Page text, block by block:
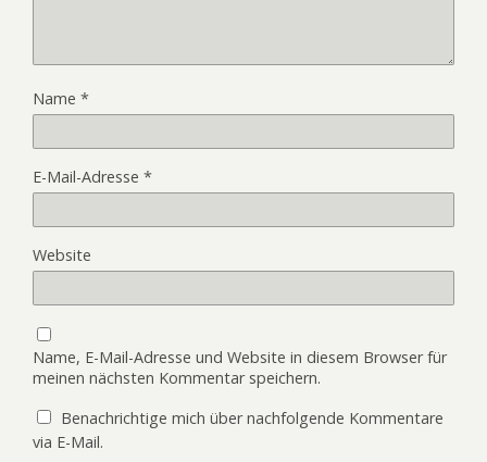
Name *
E-Mail-Adresse *
Website
Name, E-Mail-Adresse und Website in diesem Browser für
meinen nächsten Kommentar speichern.
Benachrichtige mich über nachfolgende Kommentare
via E-Mail.